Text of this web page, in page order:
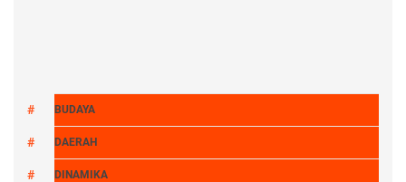
BUDAYA
DAERAH
DINAMIKA